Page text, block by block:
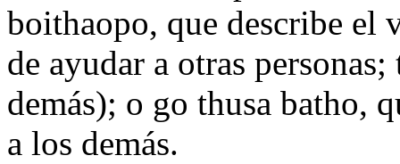
boithaopo, que describe el
de ayudar a otras
demás); o go thusa batho,
a los demás.